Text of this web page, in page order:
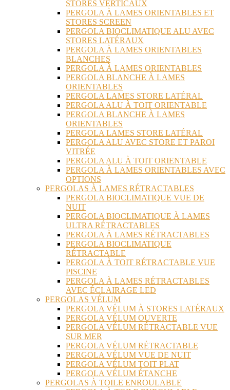
STORES VERTICAUX
PERGOLA À LAMES ORIENTABLES ET
STORES SCREEN
PERGOLA BIOCLIMATIQUE ALU AVEC
STORES LATÉRAUX
PERGOLA À LAMES ORIENTABLES
BLANCHES
PERGOLA À LAMES ORIENTABLES
PERGOLA BLANCHE À LAMES
ORIENTABLES
PERGOLA LAMES STORE LATÉRAL
PERGOLA ALU À TOIT ORIENTABLE
PERGOLA BLANCHE À LAMES
ORIENTABLES
PERGOLA LAMES STORE LATÉRAL
PERGOLA ALU AVEC STORE ET PAROI
VITRÉE
PERGOLA ALU À TOIT ORIENTABLE
PERGOLA À LAMES ORIENTABLES AVEC
OPTIONS
PERGOLAS À LAMES RÉTRACTABLES
PERGOLA BIOCLIMATIQUE VUE DE
NUIT
PERGOLA BIOCLIMATIQUE À LAMES
ULTRA RÉTRACTABLES
PERGOLA À LAMES RÉTRACTABLES
PERGOLA BIOCLIMATIQUE
RÉTRACTABLE
PERGOLA À TOIT RÉTRACTABLE VUE
PISCINE
PERGOLA À LAMES RÉTRACTABLES
AVEC ÉCLAIRAGE LED
PERGOLAS VÉLUM
PERGOLA VÉLUM À STORES LATÉRAUX
PERGOLA VÉLUM OUVERTE
PERGOLA VÉLUM RÉTRACTABLE VUE
SUR MER
PERGOLA VÉLUM RÉTRACTABLE
PERGOLA VÉLUM VUE DE NUIT
PERGOLA VÉLUM TOIT PLAT
PERGOLA VÉLUM ÉTANCHE
PERGOLAS À TOILE ENROULABLE